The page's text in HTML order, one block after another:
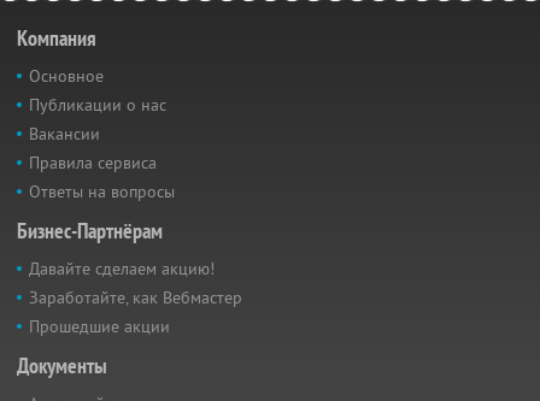
Компания
Основное
Публикации о нас
Вакансии
Правила сервиса
Ответы на вопросы
Бизнес-Партнёрам
Давайте сделаем акцию!
Заработайте, как Вебмастер
Прошедшие акции
Документы